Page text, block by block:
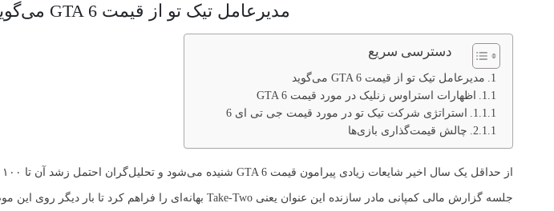
مدیرعامل تیک تو از قیمت GTA 6 می‌گوید
دسترسی سریع
مدیرعامل تیک تو از قیمت GTA 6 می‌گوید
اظهارات استراوس زنلیک در مورد قیمت GTA 6
استراتژی شرکت تیک تو در مورد قیمت جی تی ای 6
چالش قیمت‌گذاری بازی‌ها
جلسه گزارش مالی کمپانی مادر سازنده این عنوان یعنی Take-Two بهانه‌ای را فراهم کرد تا بار دیگر روی این موضوع بحث‌هایی شکل بگیرد. با بازیپلی و